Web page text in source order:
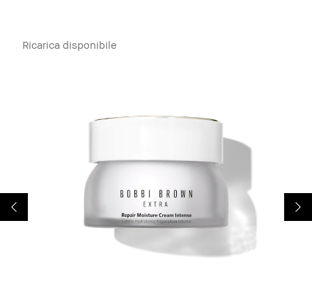
Ricarica disponibile